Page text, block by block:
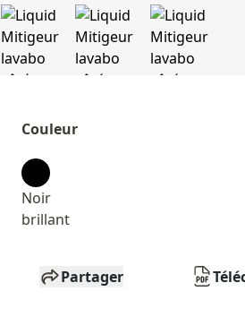
Couleur
Noir
brillant
Partager